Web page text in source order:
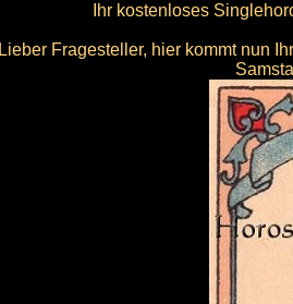
Ihr kostenloses
Lieber Fragesteller, hier kommt nun